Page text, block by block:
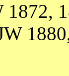
1872,